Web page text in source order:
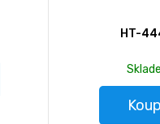
HT-